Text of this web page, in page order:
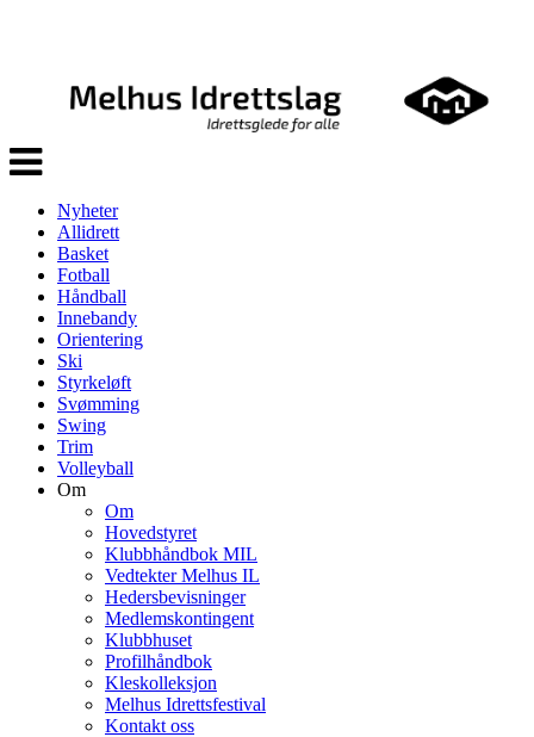
Veksle
navigasjon
Nyheter
Allidrett
Basket
Fotball
Håndball
Innebandy
Orientering
Ski
Styrkeløft
Svømming
Swing
Trim
Volleyball
Om
Om
Hovedstyret
Klubbhåndbok MIL
Vedtekter Melhus IL
Hedersbevisninger
Medlemskontingent
Klubbhuset
Profilhåndbok
Kleskolleksjon
Melhus Idrettsfestival
Kontakt oss